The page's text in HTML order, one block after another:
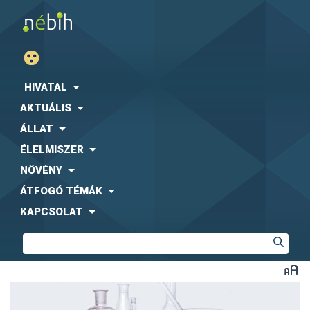
HIVATAL
AKTUÁLIS
ÁLLAT
ÉLELMISZER
NÖVÉNY
ÁTFOGÓ TÉMÁK
KAPCSOLAT